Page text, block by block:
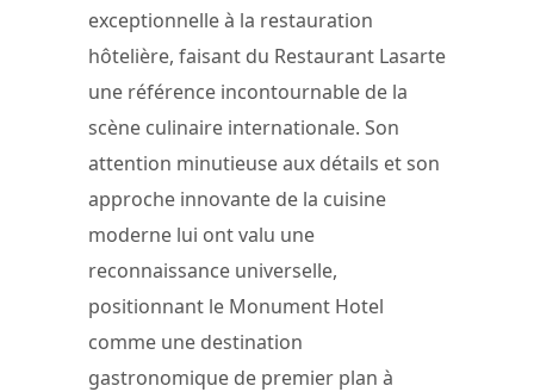
exceptionnelle à la restauration
hôtelière, faisant du Restaurant Lasarte
une référence incontournable de la
scène culinaire internationale. Son
attention minutieuse aux détails et son
approche innovante de la cuisine
moderne lui ont valu une
reconnaissance universelle,
positionnant le Monument Hotel
comme une destination
gastronomique de premier plan à